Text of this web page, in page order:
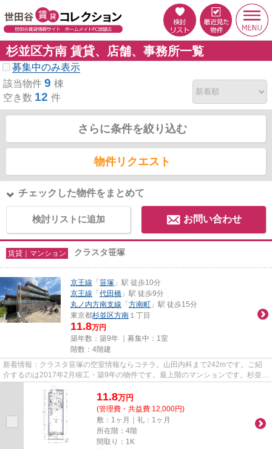
杉並区方南 賃貸、店舗、事務所一覧
募集中のみ表示
該当物件 9 棟
空き数 12 件
さらに条件を絞り込む
物件リクエスト
チェックした物件をまとめて
検討リストに追加 お問い合わせ
賃貸｜マンション クラスタ笹塚
京王線 「笹塚 」駅 徒歩10分
京王線 「代田橋 」駅 徒歩9分
丸ノ内方南支線 「方南町 」駅 徒歩15分
東京都杉並区方南 １丁目
11.8万円
築年数：築9年 ｜募集中： 1室
階数：4階建
新着情報：クラスタ笹塚の空室情報ならコチラ。山田内科まで242mです。ご紹
介するのは2017年2月竣工・築9年の物件です。最上階のマンションです。杉並区
エリアにある賃貸情報のことな...
11.8万円
(管理費・共益費 12,000円)
敷：1ヶ月｜礼：1ヶ月
所在階：4階
間取り：1K